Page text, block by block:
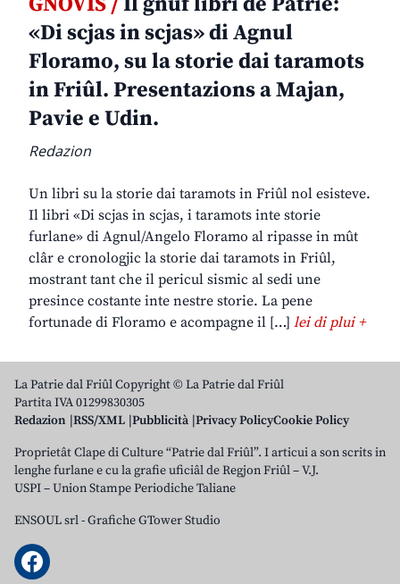
«Di scjas in scjas» di Agnul
Floramo, su la storie dai taramots
in Friûl. Presentazions a Majan,
Pavie e Udin.
Redazion
Un libri su la storie dai taramots in Friûl nol esisteve.
Il libri «Di scjas in scjas, i taramots inte storie
furlane» di Agnul/Angelo Floramo al ripasse in mût
clâr e cronologjic la storie dai taramots in Friûl,
mostrant tant che il pericul sismic al sedi une
presince costante inte nestre storie. La pene
fortunade di Floramo e acompagne il […] lei di plui +
La Patrie dal Friûl Copyright © La Patrie dal Friûl
Partita IVA 01299830305
Redazion RSS/XML Pubblicità Privacy PolicyCookie Policy
Proprietât Clape di Culture “Patrie dal Friûl”. I articui a son scrits in
lenghe furlane e cu la grafie uficiâl de Regjon Friûl – V.J.
USPI – Union Stampe Periodiche Taliane
ENSOUL srl-Grafiche GTower Studio